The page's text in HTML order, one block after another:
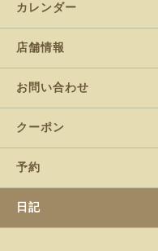
カレンダー
店舗情報
お問い合わせ
クーポン
予約
日記